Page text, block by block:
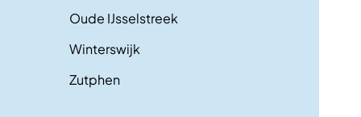
Oude IJsselstreek
Winterswijk
Zutphen